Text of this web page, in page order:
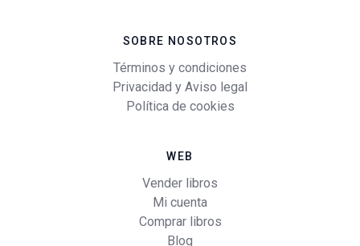
SOBRE NOSOTROS
Términos y condiciones
Privacidad y Aviso legal
Política de cookies
WEB
Vender libros
Mi cuenta
Comprar libros
Blog